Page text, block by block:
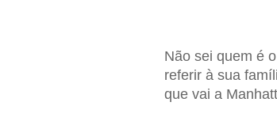
Não sei quem é
referir à sua
que vai a